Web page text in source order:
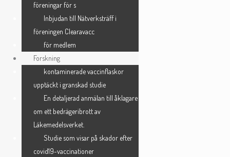
Lösenord*
Bekräfta lösenord*
ANMÄL MIG →
föreningar för s
Inbjudan till Nätverksträff i
föreningen Clearavacc
för medlem
Forskning
kontaminerade vaccinflaskor
upptäckt i granskad studie
En detaljerad anmälan till åklagare
om ett bedrägeribrott av
Läkemedelsverket.
Studie som visar på skador efter
covid19-vaccinationer